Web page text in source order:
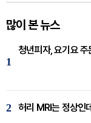
많이 본 뉴스
1
청년피자, 요기요 주
2 허리 MRI는 정상인